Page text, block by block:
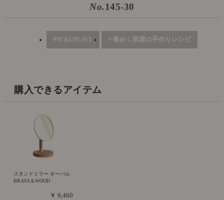
No.145-30
PICKUPLIST # 春めく部屋の手作りレシピ
購入できるアイテム
スタンドミラー オーバル
BRASS＆WOOD
￥ 9,460